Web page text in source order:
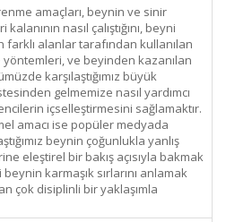
amaçları, beynin ve sinir
nasıl çalıştığını, beyni
farklı alanlar tarafından kullanılan
ve beyinden kazanılan
karşılaştığımız büyük
gelmemize nasıl yardımcı
içselleştirmesini sağlamaktır.
amacı ise popüler medyada
beynin çoğunlukla yanlış
eleştirel bir bakış açısıyla bakmak
karmaşık sırlarını anlamak
çok disiplinli bir yaklaşımla